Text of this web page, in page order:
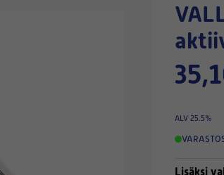
VALLOX DIGIT SE /130E -
ALV 25.5%
Lisäksi